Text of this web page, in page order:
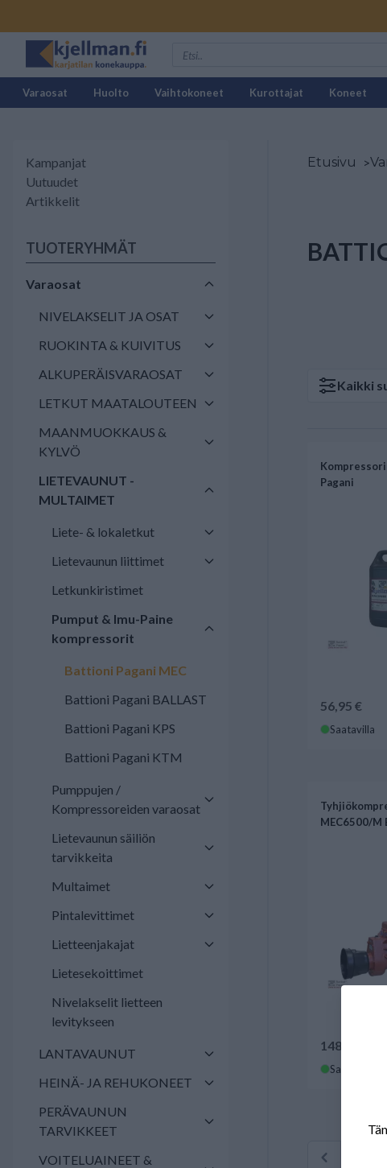
Varaosat Huolto Vaihtokoneet Kurottajat Koneet
Kampanjat
Uutuudet
Artikkelit
TUOTERYHMÄT
Varaosat
NIVELAKSELIT JA OSAT
RUOKINTA & KUIVITUS
ALKUPERÄISVARAOSAT
LETKUT MAATALOUTEEN
MAANMUOKKAUS &
KYLVÖ
LIETEVAUNUT -
MULTAIMET
Liete- & lokaletkut
Lietevaunun liittimet
Letkunkiristimet
Pumput & Imu-Paine
kompressorit
Battioni Pagani MEC
Battioni Pagani BALLAST
Battioni Pagani KPS
Battioni Pagani KTM
Pumppujen /
Kompressoreiden varaosat
Lietevaunun säiliön
tarvikkeita
Multaimet
Pintalevittimet
Lietteenjakajat
Lietesekoittimet
Nivelakselit lietteen
levitykseen
LANTAVAUNUT
HEINÄ- JA REHUKONEET
PERÄVAUNUN
TARVIKKEET
VOITELUAINEET &
Etusivu >
Kaikki
Pagani
56,95 €
Saatavilla
MEC6500/M
1481,00 €
Saatavilla